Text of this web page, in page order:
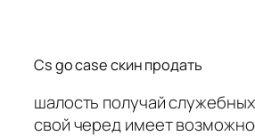
Cs go case скин продать
шалость получай
свой черед имеет